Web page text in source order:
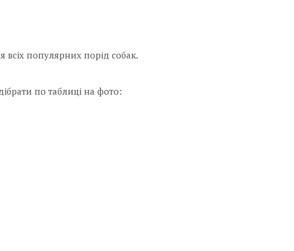
популярних порід собак.
по таблиці на фото: